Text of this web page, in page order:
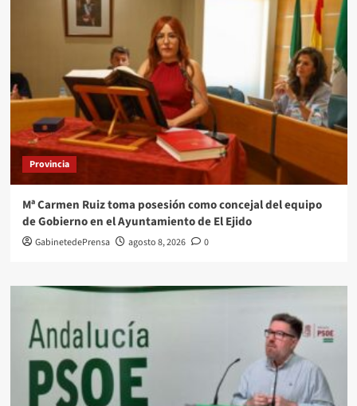
Provincia
Mª Carmen Ruiz toma posesión como concejal del equipo
de Gobierno en el Ayuntamiento de El Ejido
GabinetedePrensa agosto 8, 2026 0